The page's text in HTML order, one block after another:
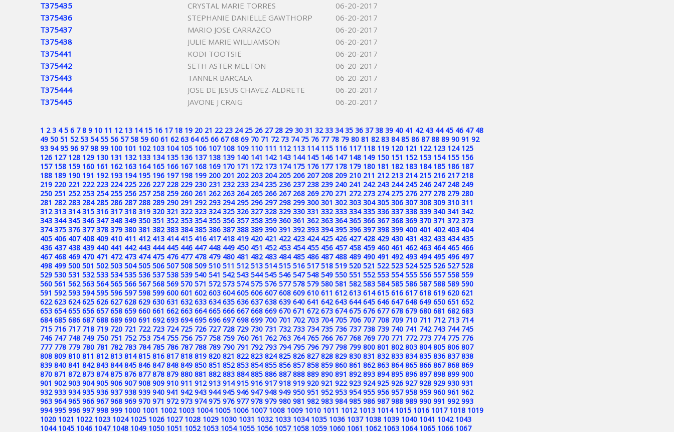
T375435
CRYSTAL MARIE TORRES
06-20-2017
T375436
STEPHANIE DANIELLE GAWTHORP
06-20-2017
T375437
MARIO JOSE CARRAZCO
06-20-2017
T375438
JULIE MARIE WILLIAMSON
06-20-2017
T375441
KODI TOOTSIE
06-20-2017
T375442
SETH ASTER MELTON
06-20-2017
T375443
TANNER BARCALA
06-20-2017
T375444
JOSE DE JESUS CHAVEZ-ALDRETE
06-20-2017
T375445
JAVONE J CRAIG 06-20-2017
1 2 3 4 5 6 7 8 9 10 11 12 13 14 15 16 17 18 19 20 21 22 23 24 25 26 27 28 29 30 31 32 33 34 35 36 37 38 39 40 41 42 43 44 45 46 47 48
49 50 51 52 53 54 55 56 57 58 59 60 61 62 63 64 65 66 67 68 69 70 71 72 73 74 75 76 77 78 79 80 81 82 83 84 85 86 87 88 89 90 91 92
93 94 95 96 97 98 99 100 101 102 103 104 105 106 107 108 109 110 111 112 113 114 115 116 117 118 119 120 121 122 123 124 125
126 127 128 129 130 131 132 133 134 135 136 137 138 139 140 141 142 143 144 145 146 147 148 149 150 151 152 153 154 155 156
157 158 159 160 161 162 163 164 165 166 167 168 169 170 171 172 173 174 175 176 177 178 179 180 181 182 183 184 185 186 187
188 189 190 191 192 193 194 195 196 197 198 199 200 201 202 203 204 205 206 207 208 209 210 211 212 213 214 215 216 217 218
219 220 221 222 223 224 225 226 227 228 229 230 231 232 233 234 235 236 237 238 239 240 241 242 243 244 245 246 247 248 249
250 251 252 253 254 255 256 257 258 259 260 261 262 263 264 265 266 267 268 269 270 271 272 273 274 275 276 277 278 279 280
281 282 283 284 285 286 287 288 289 290 291 292 293 294 295 296 297 298 299 300 301 302 303 304 305 306 307 308 309 310 311
312 313 314 315 316 317 318 319 320 321 322 323 324 325 326 327 328 329 330 331 332 333 334 335 336 337 338 339 340 341 342
343 344 345 346 347 348 349 350 351 352 353 354 355 356 357 358 359 360 361 362 363 364 365 366 367 368 369 370 371 372 373
374 375 376 377 378 379 380 381 382 383 384 385 386 387 388 389 390 391 392 393 394 395 396 397 398 399 400 401 402 403 404
405 406 407 408 409 410 411 412 413 414 415 416 417 418 419 420 421 422 423 424 425 426 427 428 429 430 431 432 433 434 435
436 437 438 439 440 441 442 443 444 445 446 447 448 449 450 451 452 453 454 455 456 457 458 459 460 461 462 463 464 465 466
467 468 469 470 471 472 473 474 475 476 477 478 479 480 481 482 483 484 485 486 487 488 489 490 491 492 493 494 495 496 497
498 499 500 501 502 503 504 505 506 507 508 509 510 511 512 513 514 515 516 517 518 519 520 521 522 523 524 525 526 527 528
529 530 531 532 533 534 535 536 537 538 539 540 541 542 543 544 545 546 547 548 549 550 551 552 553 554 555 556 557 558 559
560 561 562 563 564 565 566 567 568 569 570 571 572 573 574 575 576 577 578 579 580 581 582 583 584 585 586 587 588 589 590
591 592 593 594 595 596 597 598 599 600 601 602 603 604 605 606 607 608 609 610 611 612 613 614 615 616 617 618 619 620 621
622 623 624 625 626 627 628 629 630 631 632 633 634 635 636 637 638 639 640 641 642 643 644 645 646 647 648 649 650 651 652
653 654 655 656 657 658 659 660 661 662 663 664 665 666 667 668 669 670 671 672 673 674 675 676 677 678 679 680 681 682 683
684 685 686 687 688 689 690 691 692 693 694 695 696 697 698 699 700 701 702 703 704 705 706 707 708 709 710 711 712 713 714
715 716 717 718 719 720 721 722 723 724 725 726 727 728 729 730 731 732 733 734 735 736 737 738 739 740 741 742 743 744 745
746 747 748 749 750 751 752 753 754 755 756 757 758 759 760 761 762 763 764 765 766 767 768 769 770 771 772 773 774 775 776
777 778 779 780 781 782 783 784 785 786 787 788 789 790 791 792 793 794 795 796 797 798 799 800 801 802 803 804 805 806 807
808 809 810 811 812 813 814 815 816 817 818 819 820 821 822 823 824 825 826 827 828 829 830 831 832 833 834 835 836 837 838
839 840 841 842 843 844 845 846 847 848 849 850 851 852 853 854 855 856 857 858 859 860 861 862 863 864 865 866 867 868 869
870 871 872 873 874 875 876 877 878 879 880 881 882 883 884 885 886 887 888 889 890 891 892 893 894 895 896 897 898 899 900
901 902 903 904 905 906 907 908 909 910 911 912 913 914 915 916 917 918 919 920 921 922 923 924 925 926 927 928 929 930 931
932 933 934 935 936 937 938 939 940 941 942 943 944 945 946 947 948 949 950 951 952 953 954 955 956 957 958 959 960 961 962
963 964 965 966 967 968 969 970 971 972 973 974 975 976 977 978 979 980 981 982 983 984 985 986 987 988 989 990 991 992 993
994 995 996 997 998 999 1000 1001 1002 1003 1004 1005 1006 1007 1008 1009 1010 1011 1012 1013 1014 1015 1016 1017 1018 1019
1020 1021 1022 1023 1024 1025 1026 1027 1028 1029 1030 1031 1032 1033 1034 1035 1036 1037 1038 1039 1040 1041 1042 1043
1044 1045 1046 1047 1048 1049 1050 1051 1052 1053 1054 1055 1056 1057 1058 1059 1060 1061 1062 1063 1064 1065 1066 1067